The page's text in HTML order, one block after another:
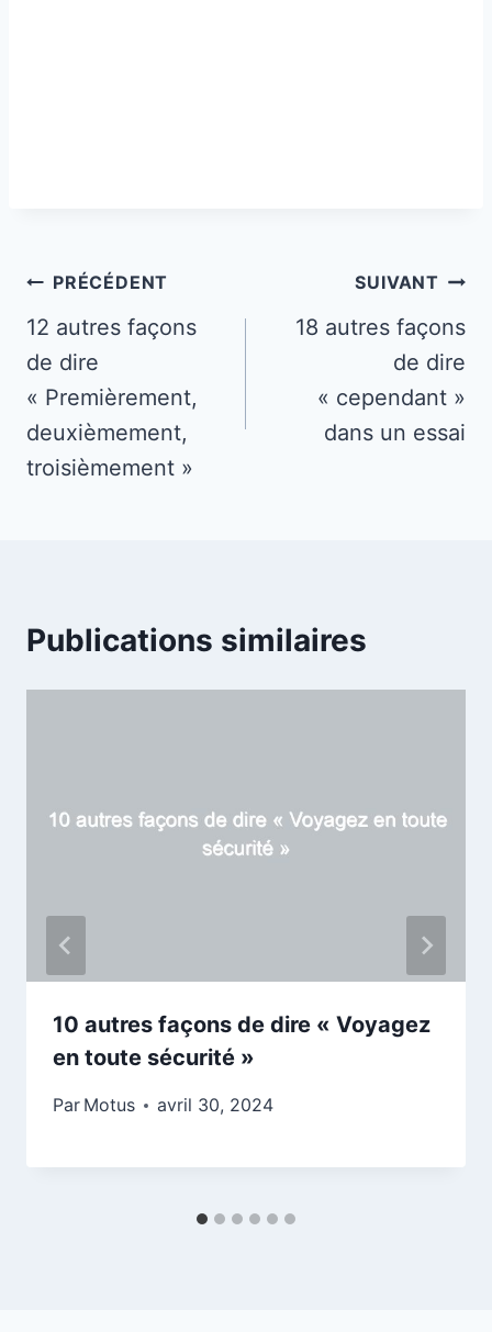
Navigation
de
l’article
PRÉCÉDENT
12 autres façons
de dire
« Premièrement,
deuxièmement,
troisièmement »
SUIVANT
18 autres façons
de dire
« cependant »
dans un essai
Publications similaires
10 autres façons de dire « Voyagez
en toute sécurité »
Par Motus avril 30, 2024